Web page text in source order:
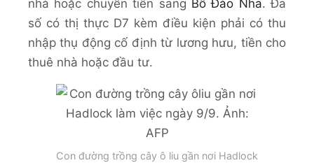
nhà hoặc chuyển tiền sang Bồ Đào Nha. Đa
số có thị thực D7 kèm điều kiện phải có thu
nhập thụ động cố định từ lương hưu, tiền cho
thuê nhà hoặc đầu tư.
Con đường trồng cây ô liu gần nơi Hadlock